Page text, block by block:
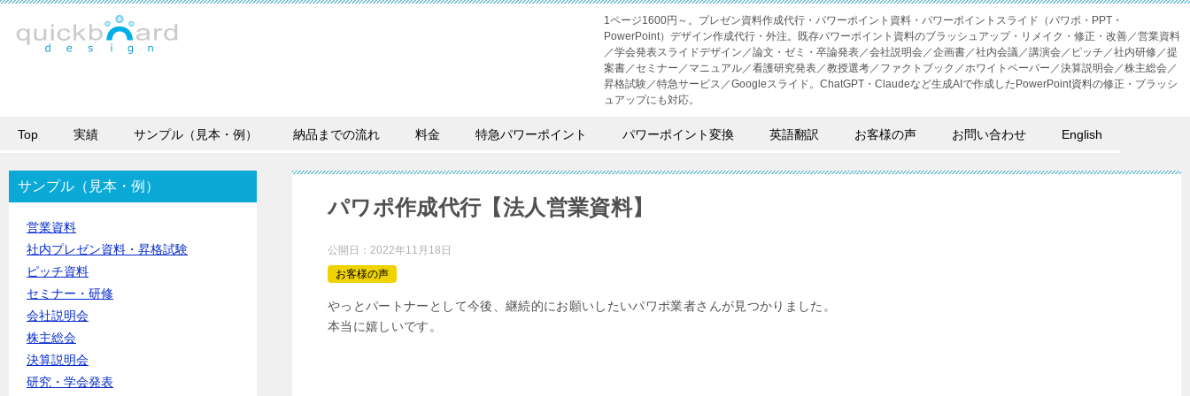
1ページ1600円～。プレゼン資料作成代行・パワーポイント資料・パワーポイントスライド（パワポ・PPT・
PowerPoint）デザイン作成代行・外注。既存パワーポイント資料のブラッシュアップ・リメイク・修正・改善／営業資料
／学会発表スライドデザイン／論文・ゼミ・卒論発表／会社説明会／企画書／社内会議／講演会／ピッチ／社内研修／提
案書／セミナー／マニュアル／看護研究発表／教授選考／ファクトブック／ホワイトペーパー／決算説明会／株主総会／
昇格試験／特急サービス／Googleスライド。ChatGPT・Claudeなど生成AIで作成したPowerPoint資料の修正・ブラッシ
ュアップにも対応。
Top 実績 サンプル（見本・例） 納品までの流れ 料金 特急パワーポイント パワーポイント変換 英語翻訳 お客様の声 お問い合わせ English
パワポ作成代行【法人営業資料】
公開日： 2022年11月18日
お客様の声
やっとパートナーとして今後、継続的にお願いしたいパワポ業者さんが見つかりました。
本当に嬉しいです。
サンプル（見本・例）
営業資料
社内プレゼン資料・昇格試験
ピッチ資料
セミナー・研修
会社説明会
株主総会
決算説明会
研究・学会発表